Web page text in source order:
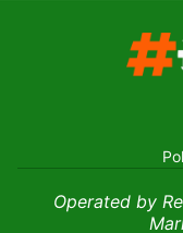
Operated by